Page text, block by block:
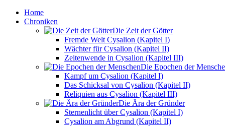
Home
Chroniken
Die Zeit der Götter
Fremde Welt Cysalion (Kapitel I)
Wächter für Cysalion (Kapitel II)
Zeitenwende in Cysalion (Kapitel III)
Die Epochen der
Kampf um Cysalion (Kapitel I)
Das Schicksal von Cysalion (Kapitel II)
Reliquien aus Cysalion (Kapitel III)
Die Ära der Gründer
Sternenlicht über Cysalion (Kapitel I)
Cysalion am Abgrund (Kapitel II)